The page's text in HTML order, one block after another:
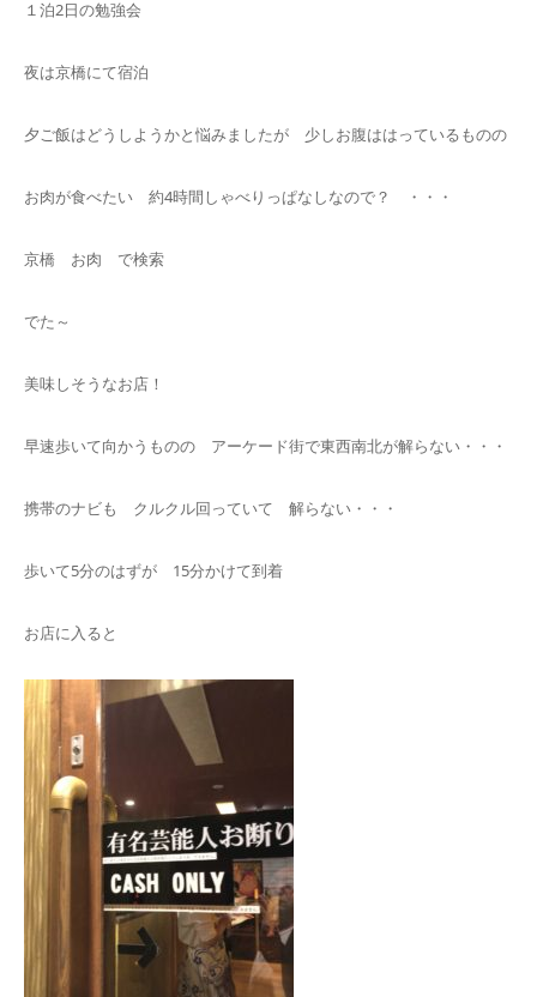
１泊2日の勉強会
夜は京橋にて宿泊
夕ご飯はどうしようかと悩みましたが 少しお腹ははっているものの
お肉が食べたい 約4時間しゃべりっぱなしなので？ ・・・
京橋 お肉 で検索
でた～
美味しそうなお店！
早速歩いて向かうものの アーケード街で東西南北が解らない・・・
携帯のナビも クルクル回っていて 解らない・・・
歩いて5分のはずが 15分かけて到着
お店に入ると